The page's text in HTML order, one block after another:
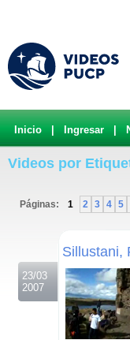
Inicio Ingresar
Videos por
Páginas: 1 2 3 4 5
23/03
2007
Sillustani,